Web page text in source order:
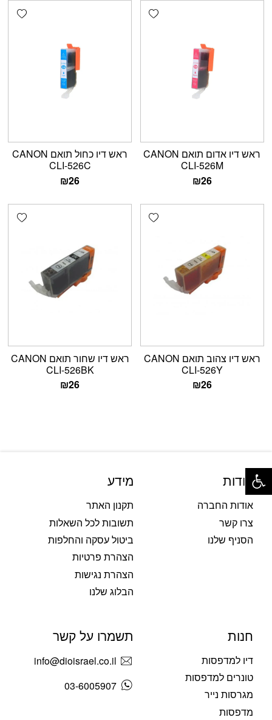
Add wishlist
ראש דיו אדום תואם CANON
CLI-526M
₪26
ראש דיו כחול תואם CANON
CLI-526C
₪26
Add wishlist
ראש דיו צהוב תואם CANON
CLI-526Y
₪26
ראש דיו שחור תואם CANON
CLI-526BK
₪26
אודות
אודות החברה
צרו קשר
הסניף שלנו
מידע
תקנון האתר
תשובות לכל השאלות
ביטול עסקה והחלפות
הצהרת פרטיות
הצהרת נגישות
הבלוג שלנו
חנות
דיו למדפסות
טונרים למדפסות
מגרסות נייר
מדפסות
תשמרו על קשר
info@dioisrael.co.il
03-6005907
פתח סרגל נגישות